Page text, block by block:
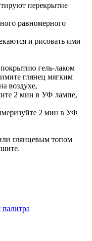
перекрытие
равномерного
и рисовать ими
гель-лаком
глянец мягким
воздухе,
2 мин в УФ лампе,
2 мин в УФ
глянцевым топом
палитра